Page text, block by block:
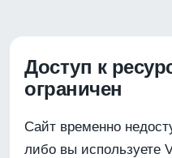
Доступ к
ограничен
Сайт временно
либо вы используете